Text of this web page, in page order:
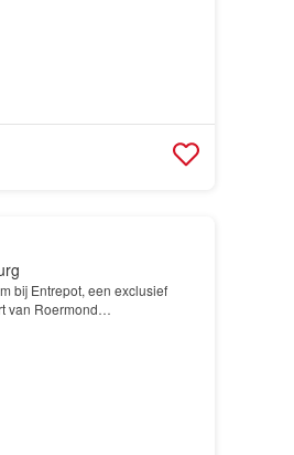
bij Entrepot, een exclusief
van Roermond…